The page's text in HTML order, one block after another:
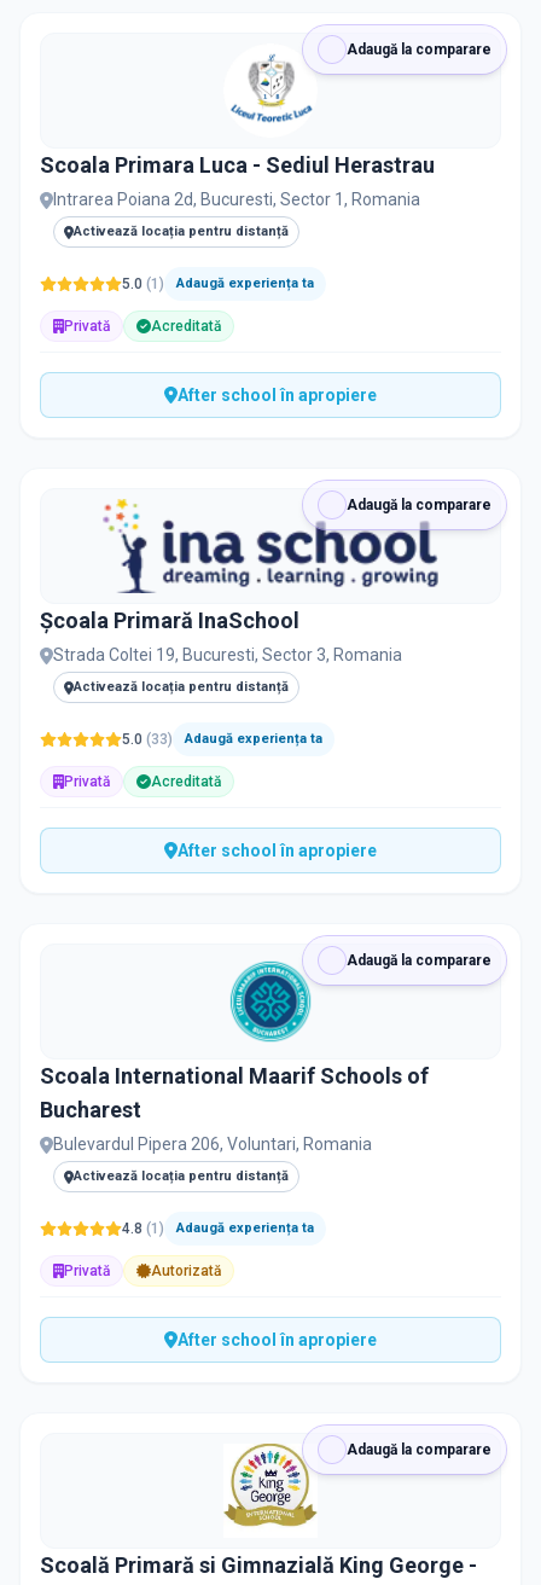
Adaugă la comparare
Scoala Primara Luca - Sediul Herastrau
Intrarea Poiana 2d, Bucuresti, Sector 1, Romania
Activează locația pentru distanță
5.0 (1 ) Adaugă experiența ta
Privată Acreditată
After school în apropiere
Adaugă la comparare
Școala Primară InaSchool
Strada Coltei 19, Bucuresti, Sector 3, Romania
Activează locația pentru distanță
5.0 (33) Adaugă experiența ta
Privată Acreditată
After school în apropiere
Adaugă la comparare
Scoala International Maarif Schools of
Bucharest
Bulevardul Pipera 206, Voluntari, Romania
Activează locația pentru distanță
4.8 (1 ) Adaugă experiența ta
Privată Autorizată
After school în apropiere
Adaugă la comparare
Scoală Primară si Gimnazială King George -